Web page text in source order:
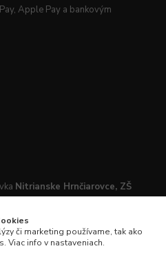
Apple Pay a bankovým
Nitrianske Hrnčiarovce, ZŠ
či marketing používame, tak ako
Viac info v nastaveniach.